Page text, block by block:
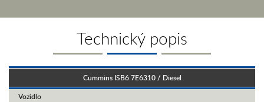
Technický popis
Cummins ISB6.7E6310 / Diesel
Vozidlo